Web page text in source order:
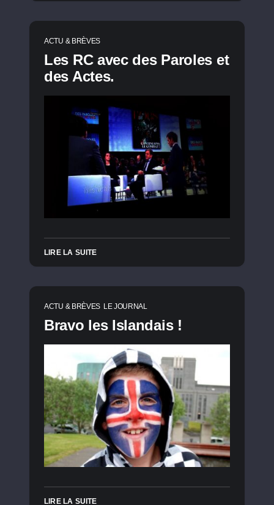
ACTU & BRÈVES
Les RC avec des Paroles et
des Actes.
LIRE LA SUITE
ACTU & BRÈVES LE JOURNAL
Bravo les Islandais !
LIRE LA SUITE